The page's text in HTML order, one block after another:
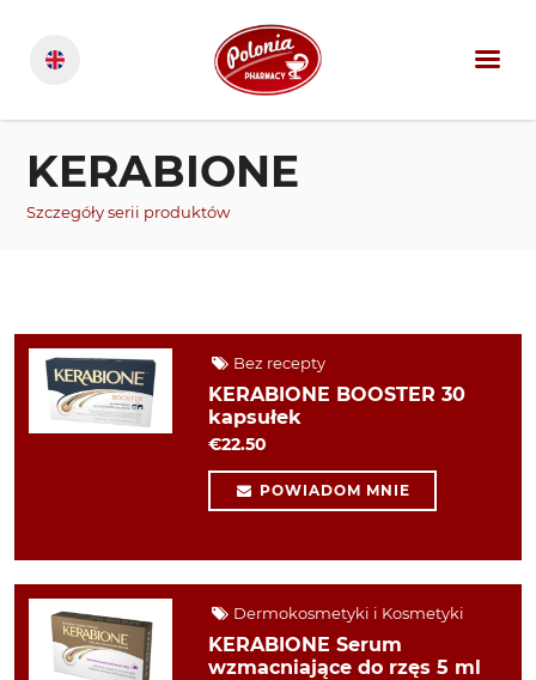
KERABIONE
Szczegóły serii produktów
Bez recepty
KERABIONE BOOSTER 30
kapsułek
€22.50
POWIADOM MNIE
Dermokosmetyki i Kosmetyki
KERABIONE Serum
wzmacniające do rzęs 5 ml